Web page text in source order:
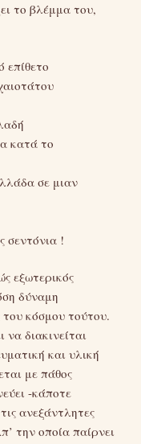
το βλέμμα του,
κατά το
σε μιαν
σεντόνια !
εξωτερικός
δύναμη
κόσμου τούτου.
να διακινείται
και υλική
με πάθος
-κάποτε
ανεξάντλητες
την οποία παίρνει